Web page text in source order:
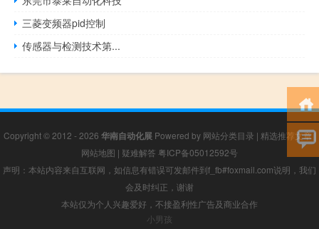
三菱变频器pid控制
传感器与检测技术第...
Copyright © 2012 - 2026 华南自动化展Powered by 网站分类目录 | 精选推荐文章|
网站地图 | 疑难解答 粤ICP备05012592号
声明：本站内容来自互联网，如信息有错误可发邮件到f_fb#foxmail.com说明，我们
会及时纠正，谢谢
本站仅为个人兴趣爱好，不接盈利性广告及商业合作
小男孩